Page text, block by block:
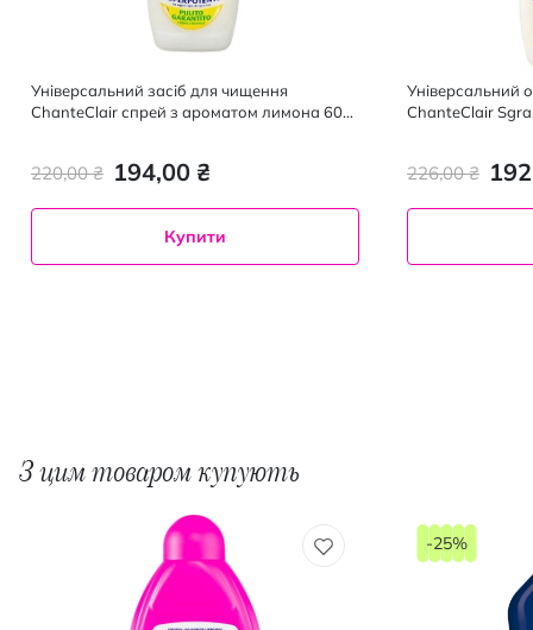
Універсальний засіб для чищення
ChanteClair спрей з ароматом лимона 600
194,00 ₴
220,00 ₴
Купити
Універсальний
ChanteClair
226,00 ₴
З цим товаром купують
-25%